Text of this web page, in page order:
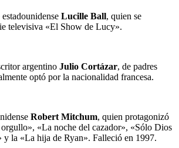
Lucille Ball, quien se
televisiva «El Show de Lucy».
argentino Julio Cortázar, de padres
optó por la nacionalidad francesa.
Robert Mitchum, quien protagonizó
«La noche del cazador», «Sólo Dios
y la «La hija de Ryan». Falleció en 1997.